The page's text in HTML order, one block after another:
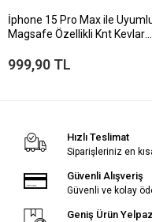
İphone 15 Pro Max ile
Magsafe Özellikli Knt Kevlar
999,90 TL
Hızlı Teslimat
Siparişleriniz en
Güvenli Alışveriş
Güvenli ve kolay
Geniş Ürün